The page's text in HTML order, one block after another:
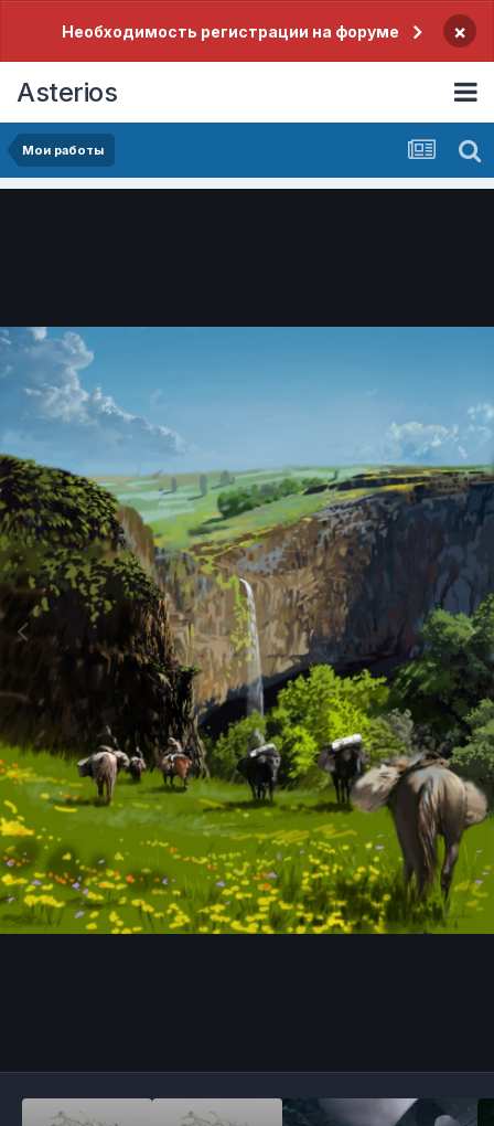
Необходимость регистрации на форуме ×
Asterios
Мои работы